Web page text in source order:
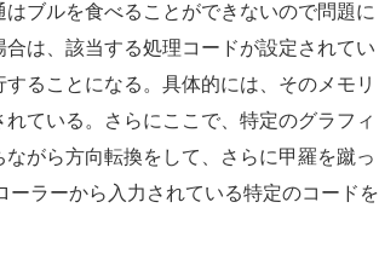
ブルを食べることができないので問題に
は、該当する処理コードが設定されてい
ることになる。具体的には、そのメモリ
ている。さらにここで、特定のグラフィ
がら方向転換をして、さらに甲羅を蹴っ
ラーから入力されている特定のコードを